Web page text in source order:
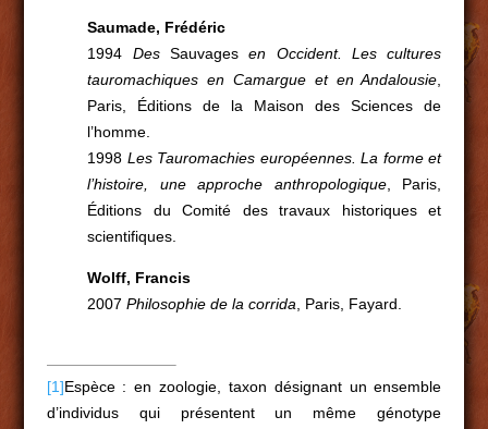
Saumade, Frédéric
1994 DesSauvagesen Occident. Les cultures
tauromachiques en Camargue et en Andalousie
Paris, Éditions de la Maison des Sciences de
l’homme.
1998 Les Tauromachies européennes. La forme et
l’histoire, une approche anthropologique, Paris,
Éditions du Comité des travaux historiques et
scientifiques.
Wolff, Francis
2007Philosophie de la corrida , Paris, Fayard.
[1]Espèce : en zoologie, taxon désignant un ensemble
d’individus qui présentent un même génotype